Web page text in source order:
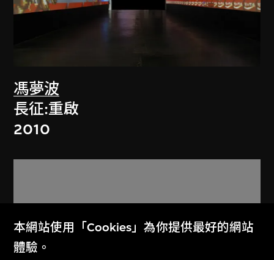
馮夢波
長征:重啟
2010
本網站使用「Cookies」為你提供最好的網站
體驗。